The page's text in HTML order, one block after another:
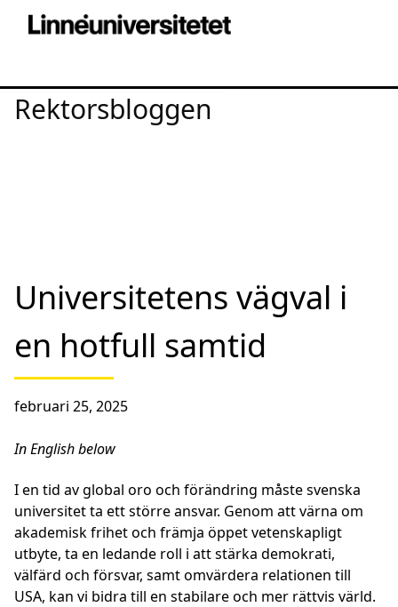
Rektorsbloggen
Universitetens vägval i
en hotfull samtid
februari 25, 2025
In English below
I en tid av global oro och förändring måste svenska
universitet ta ett större ansvar. Genom att värna om
akademisk frihet och främja öppet vetenskapligt
utbyte, ta en ledande roll i att stärka demokrati,
välfärd och försvar, samt omvärdera relationen till
USA, kan vi bidra till en stabilare och mer rättvis värld.